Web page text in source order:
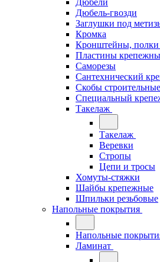
Дюбели
Дюбель-гвозди
Заглушки под
Кромка
Кронштейны,
Пластины
Саморезы
Сантехнический
Скобы строительные
Специальный
Такелаж
Такелаж
Веревки
Стропы
Цепи и тросы
Хомуты-стяжки
Шайбы крепежные
Шпильки резьбовые
Напольные покрытия
Напольные
Ламинат